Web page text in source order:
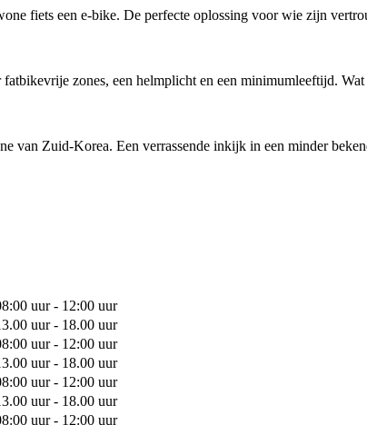
fiets een e-bike. De perfecte oplossing voor wie zijn
zones, een helmplicht en een minimumleeftijd.
van Zuid-Korea. Een verrassende inkijk in een minder
uur - 12:00 uur
uur - 18.00 uur
uur - 12:00 uur
uur - 18.00 uur
uur - 12:00 uur
uur - 18.00 uur
uur - 12:00 uur